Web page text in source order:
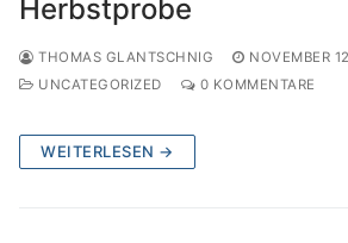
Herbstprobe
THOMAS GLANTSCHNIG
NOVEMBER
UNCATEGORIZED
0 KOMMENTARE
WEITERLESEN →